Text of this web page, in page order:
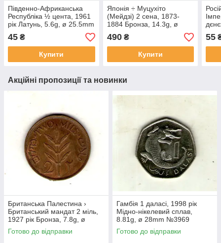
Південно-Африканська
Республіка ½ цента, 1961
рік Латунь, 5.6g, ø 25.5mm
№2862
45 ₴
Купити
Японія ÷ Муцухіто
(Мейдзі) 2 сена, 1873-
1884 Бронза, 14.3g, ø
31.8mm №705
490₴
Купити
55
Акційні пропозиції та новинки
Британська Палестина ›
Британський мандат 2 міль,
1927 рік Бронза, 7.8g, ø
28mm №1852
Готово до відправки
Гамбія 1 даласі, 1998 рік
Мідно-нікелевий сплав,
8.81g, ø 28mm №3969
Готово до відправки